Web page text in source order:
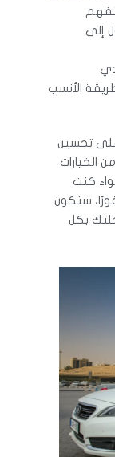
إلى
الأنسب
تحسين
الخيارات
كنت
ستكون
بكل